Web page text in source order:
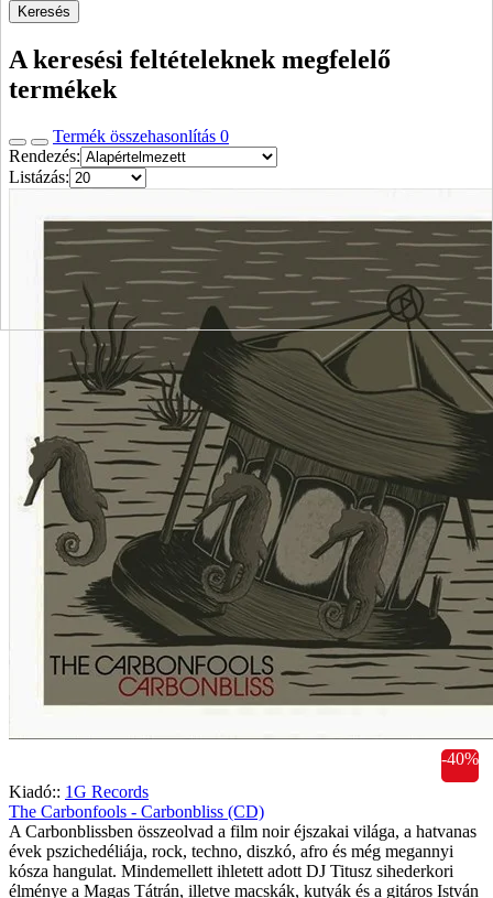
Keresés
A keresési feltételeknek megfelelő
termékek
Termék összehasonlítás 0
Rendezés:
Listázás:
-40%
Kiadó:: 1G Records
The Carbonfools - Carbonbliss (CD)
A Carbonblissben összeolvad a film noir éjszakai világa, a hatvanas
évek pszichedéliája, rock, techno, diszkó, afro és még megannyi
kósza hangulat. Mindemellett ihletett adott DJ Titusz sihederkori
élménye a Magas Tátrán, illetve macskák, kutyák és a gitáros István